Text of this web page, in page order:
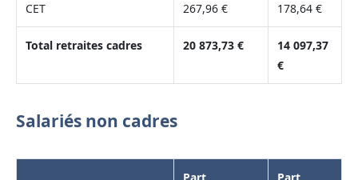
CET 267,96 € 178,64 €
Total retraites cadres 20 873,73 €
14 097,37
€
Salariés non cadres